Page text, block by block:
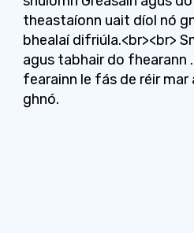
theastaíonn uait díol nó
bhealaí difriúla.<br><br>
agus tabhair do fhearann
fearainn le fás de réir mar
ghnó.